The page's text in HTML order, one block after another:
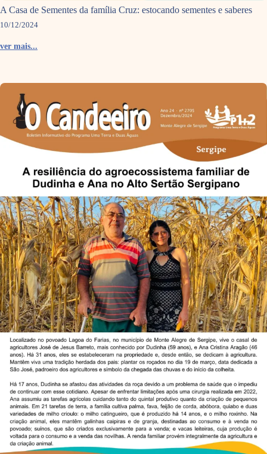
A Casa de Sementes da família Cruz: estocando sementes e saberes
10/12/2024
ver mais...